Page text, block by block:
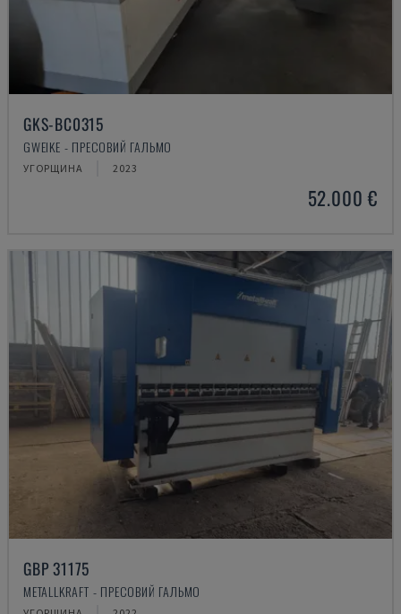
GKS-BC0315
GWEIKE - ПРЕСОВИЙ ГАЛЬМО
УГОРЩИНА 2023
52.000 €
GBP 31175
METALLKRAFT - ПРЕСОВИЙ ГАЛЬМО